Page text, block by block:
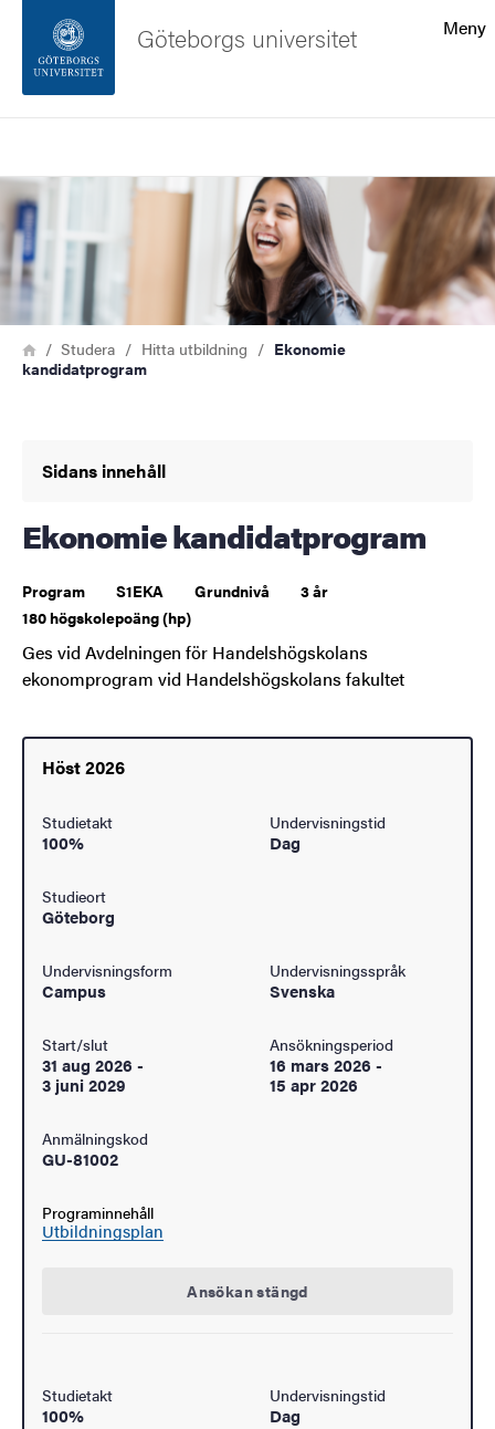
Sidfoten
Om webbplatsen
Meny
Göteborgs universitet
Bild
Länkstig
HemStudera Hitta utbildning
Ekonomie
kandidatprogram
Sidans innehåll
Ekonomie kandidatprogram
Program S1EKA Grundnivå
3 år
180 högskolepoäng (hp)
Ges vid Avdelningen för Handelshögskolans
ekonomprogram vid Handelshögskolans fakultet
Höst 2026
Studietakt
100%
Undervisningstid
Dag
Studieort
Göteborg
Undervisningsform
Campus
Undervisningsspråk
Svenska
Start/slut
31 aug 2026 -
3 juni 2029
Ansökningsperiod
16 mars 2026 -
15 apr 2026
Anmälningskod
GU-81002
Programinnehåll
Utbildningsplan
Ansökan stängd
Studietakt
100%
Undervisningstid
Dag